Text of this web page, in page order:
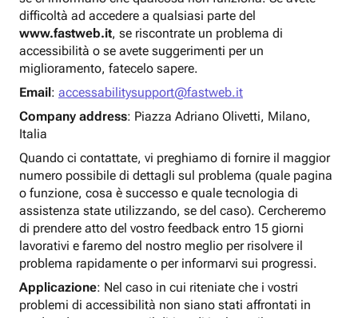
difficoltà ad accedere a qualsiasi parte del
www.fastweb.it, se riscontrate un problema di
accessibilità o se avete suggerimenti per un
miglioramento, fatecelo sapere.
Email: accessabilitysupport@fastweb.it
Company address: Piazza Adriano Olivetti, Milano,
Italia
Quando ci contattate, vi preghiamo di fornire il maggior
numero possibile di dettagli sul problema (quale pagina
o funzione, cosa è successo e quale tecnologia di
assistenza state utilizzando, se del caso). Cercheremo
di prendere atto del vostro feedback entro 15 giorni
lavorativi e faremo del nostro meglio per risolvere il
problema rapidamente o per informarvi sui progressi.
Applicazione: Nel caso in cui riteniate che i vostri
problemi di accessibilità non siano stati affrontati in